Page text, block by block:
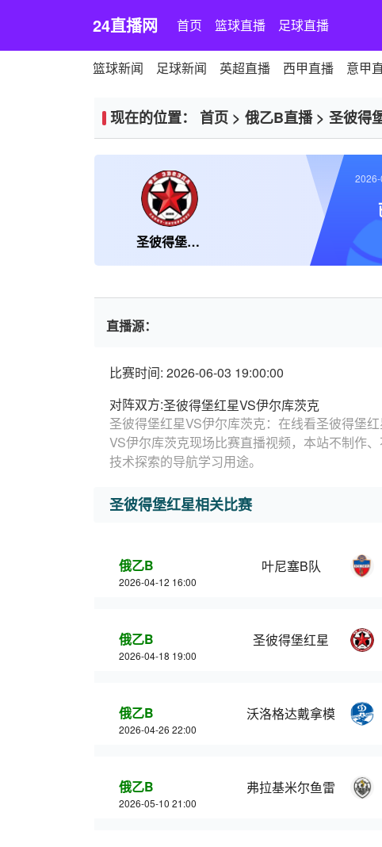
24直播网 首页 篮球直播 足球直播
篮球新闻 足球新闻 英超直播 西甲直播 意甲
现在的位置： 首页 > 俄乙B直播> 圣彼得
圣彼得堡红星
直播源：
比赛时间: 2026-06-03 19:00:00
对阵双方:圣彼得堡红星VS伊尔库茨克
圣彼得堡红星VS伊尔库茨克：在线看圣彼得堡
VS伊尔库茨克现场比赛直播视频，本站不制作
技术探索的导航学习用途。
圣彼得堡红星相关比赛
俄乙B
2026-04-12 16:00
叶尼塞B队
俄乙B
2026-04-18 19:00
圣彼得堡红星
俄乙B
2026-04-26 22:00
沃洛格达戴拿模
俄乙B
2026-05-10 21:00
弗拉基米尔鱼雷